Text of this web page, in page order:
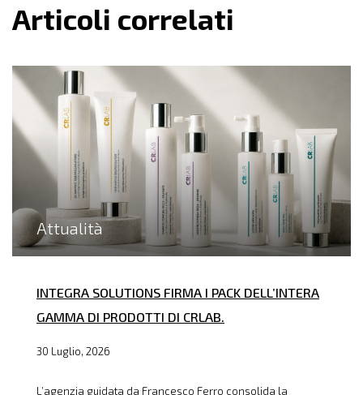
Articoli correlati
Attualità
INTEGRA SOLUTIONS FIRMA I PACK DELL’INTERA
GAMMA DI PRODOTTI DI CRLAB.
30 Luglio, 2026
L’agenzia guidata da Francesco Ferro consolida la